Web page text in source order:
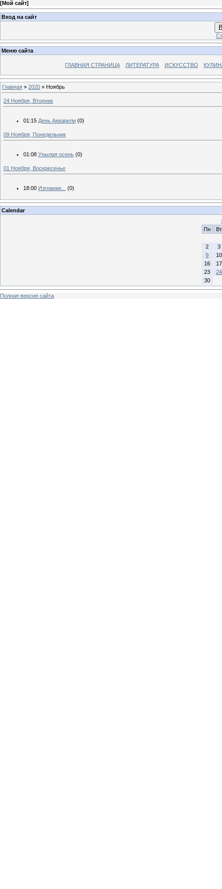
[Мой сайт]
Вход на сайт
Меню сайта
ГЛАВНАЯ СТРАНИЦА ЛИТЕРАТУРА ИСКУССТВО
Главная » 2020 » Ноябрь
24 Ноября, Вторник
01:15 День Акварели (0)
09 Ноября, Понедельник
01:08 Унылая осень (0)
01 Ноября, Воскресенье
18:00 Изгнание... (0)
Calendar
Пн
Вт
2
3
9
10
16
17
23
24
30
Полная версия сайта